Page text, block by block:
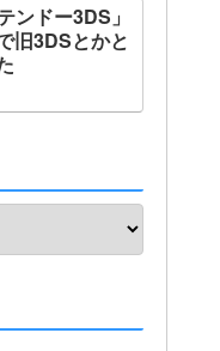
ンドー3DS」
旧3DSとかと